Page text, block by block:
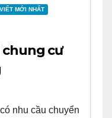
MỚI NHẤT
chung cư
nhu cầu chuyển